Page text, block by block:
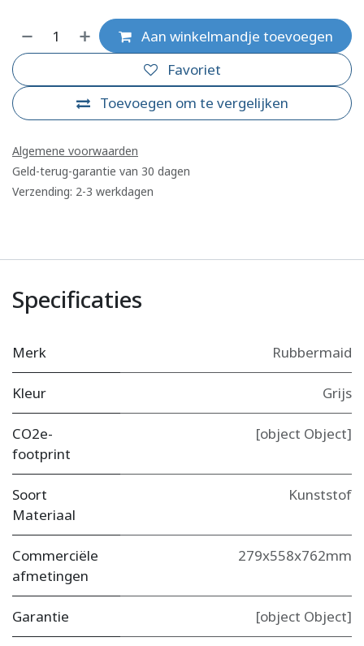
Aan winkelmandje toevoegen
Toevoegen om te vergelijken
Favoriet
Algemene voorwaarden
Geld-terug-garantie van 30 dagen
Verzending: 2-3 werkdagen
Specificaties
Merk Rubbermaid
Kleur Grijs
CO2e-
footprint
[object Object]
Soort
Materiaal
Kunststof
Commerciële
afmetingen
279x558x762mm
Garantie [object Object]